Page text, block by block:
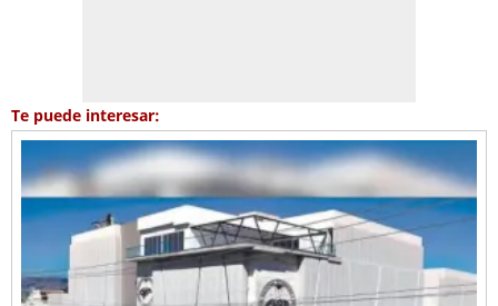
Te puede interesar: